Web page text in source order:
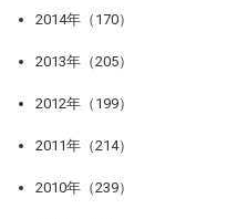
2014年（170）
2013年（205）
2012年（199）
2011年（214）
2010年（239）